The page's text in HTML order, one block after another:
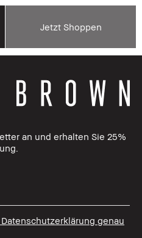
Jetzt Shoppen
an und erhalten Sie 25%
genau